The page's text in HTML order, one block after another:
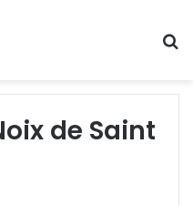
de Saint